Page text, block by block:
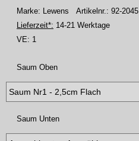
Marke: Lewens Artikelnr.: 92-2045
Lieferzeit*: 14-21 Werktage
VE: 1
Saum Oben
Saum Unten